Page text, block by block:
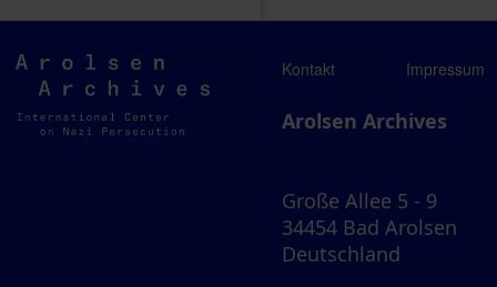
Arolsen
Archives
Kontakt Impressum
Arolsen Archives
Große Allee 5 - 9
34454 Bad Arolsen
Deutschland